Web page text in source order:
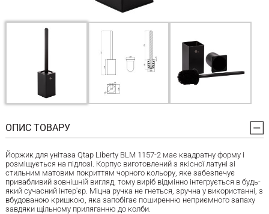
ОПИС ТОВАРУ
Йоржик для унітаза Qtap Liberty BLM 1157-2 має квадратну форму і
розміщується на підлозі. Корпус виготовлений з якісної латуні зі
стильним матовим покриттям чорного кольору, яке забезпечує
привабливий зовнішній вигляд, тому виріб відмінно інтегрується в будь-
який сучасний інтер'єр. Міцна ручка не гнеться, зручна у використанні, з
вбудованою кришкою, яка запобігає поширенню неприємного запаху
завдяки щільному приляганню до колби.